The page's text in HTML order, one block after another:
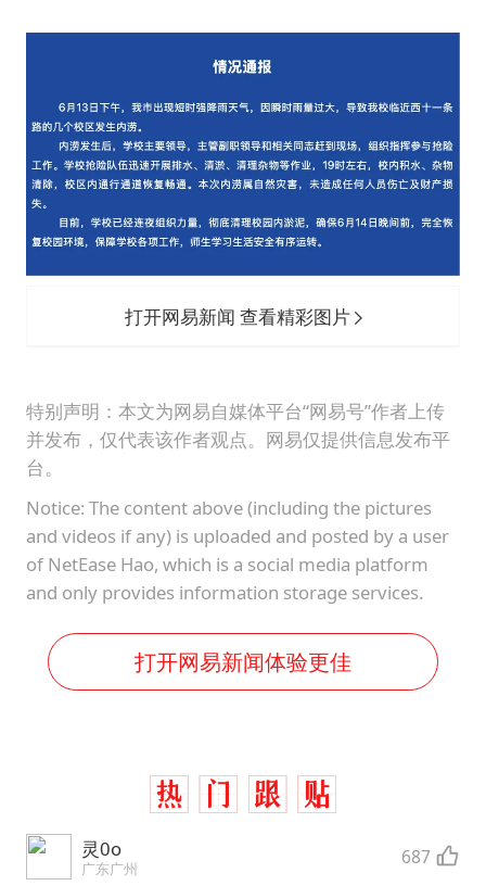
打开网易新闻 查看精彩图片
特别声明：本文为网易自媒体平台“网易号”作者上传
并发布，仅代表该作者观点。网易仅提供信息发布平
台。
Notice: The content above (including the pictures
and videos if any) is uploaded and posted by a user
of NetEase Hao, which is a social media platform
and only provides information storage services.
打开网易新闻体验更佳
灵0o
广东广州 687